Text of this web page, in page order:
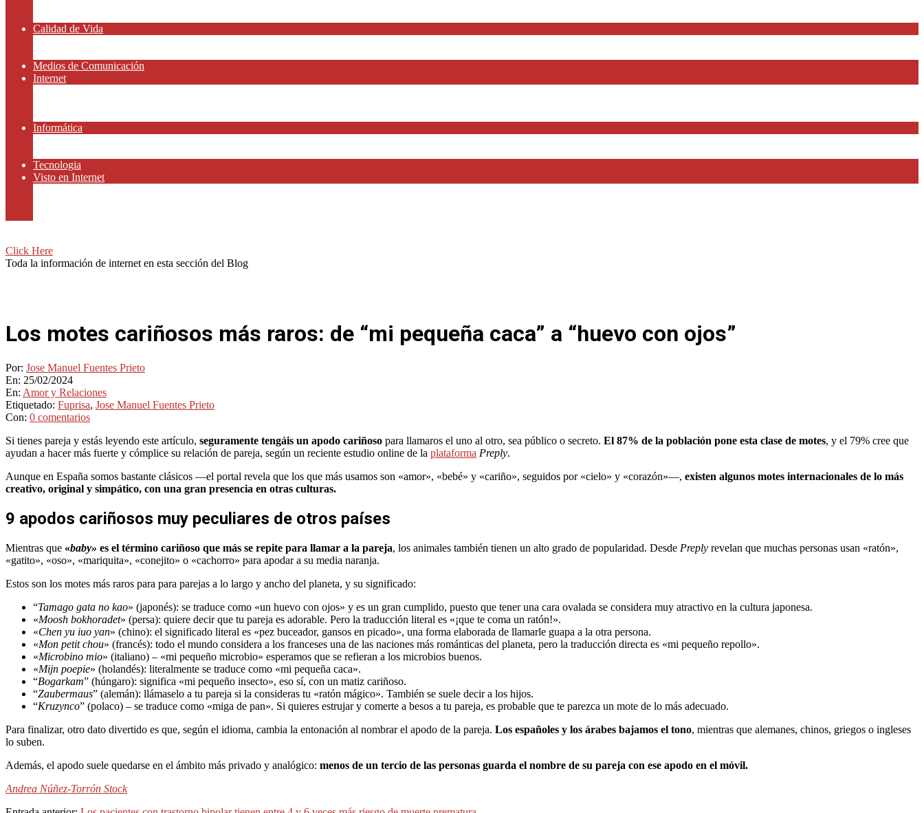
Calidad de Vida
Medios de Comunicación
Internet
Informática
Tecnologia
Visto en Internet
Click Here
Toda la información de internet en esta sección del Blog
Los motes cariñosos más raros: de “mi pequeña caca” a “huevo con ojos”
Por: Jose Manuel Fuentes Prieto
En: 25/02/2024
En: Amor y Relaciones
Etiquetado: Fuprisa, Jose Manuel Fuentes Prieto
Con: 0 comentarios
Si tienes pareja y estás leyendo este artículo, seguramente tengáis un apodo cariñoso para llamaros el uno al otro, sea público o secreto. El 87% de la población pone esta clase de motes, y el 79% cree que
ayudan a hacer más fuerte y cómplice su relación de pareja, según un reciente estudio online de la plataforma Preply.
Aunque en España somos bastante clásicos —el portal revela que los que más usamos son «amor», «bebé» y «cariño», seguidos por «cielo» y «corazón»—, existen algunos motes internacionales de lo más
creativo, original y simpático, con una gran presencia en otras culturas.
9 apodos cariñosos muy peculiares de otros países
Mientras que «baby» es el término cariñoso que más se repite para llamar a la pareja, los animales también tienen un alto grado de popularidad. Desde Preply revelan que muchas personas usan «ratón»,
«gatito», «oso», «mariquita», «conejito» o «cachorro» para apodar a su media naranja.
Estos son los motes más raros para para parejas a lo largo y ancho del planeta, y su significado:
“Tamago gata no kao» (japonés): se traduce como «un huevo con ojos» y es un gran cumplido, puesto que tener una cara ovalada se considera muy atractivo en la cultura japonesa.
«Moosh bokhoradet» (persa): quiere decir que tu pareja es adorable. Pero la traducción literal es «¡que te coma un ratón!».
«Chen yu iuo yan» (chino): el significado literal es «pez buceador, gansos en picado», una forma elaborada de llamarle guapa a la otra persona.
«Mon petit chou» (francés): todo el mundo considera a los franceses una de las naciones más románticas del planeta, pero la traducción directa es «mi pequeño repollo».
«Microbino mio» (italiano) – «mi pequeño microbio» esperamos que se refieran a los microbios buenos.
«Mijn poepie» (holandés): literalmente se traduce como «mi pequeña caca».
“Bogarkam” (húngaro): significa «mi pequeño insecto», eso sí, con un matiz cariñoso.
“Zaubermaus” (alemán): llámaselo a tu pareja si la consideras tu «ratón mágico». También se suele decir a los hijos.
“Kruzynco” (polaco) – se traduce como «miga de pan». Si quieres estrujar y comerte a besos a tu pareja, es probable que te parezca un mote de lo más adecuado.
Para finalizar, otro dato divertido es que, según el idioma, cambia la entonación al nombrar el apodo de la pareja. Los españoles y los árabes bajamos el tono, mientras que alemanes, chinos, griegos o ingleses
lo suben.
Además, el apodo suele quedarse en el ámbito más privado y analógico: menos de un tercio de las personas guarda el nombre de su pareja con ese apodo en el móvil.
Andrea Núñez-Torrón Stock